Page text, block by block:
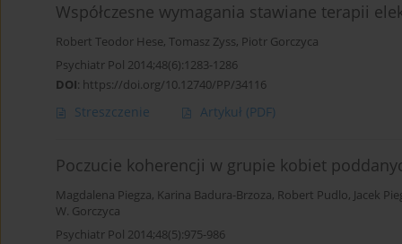
Współczesne wymagania stawiane terapii
Robert Teodor Hese, Tomasz Zyss, Piotr Gorczyca
Psychiatr Pol 2014;48(6):1283-1286
DOI: https://doi.org/10.12740/PP/34116
Streszczenie Artykuł (PDF)
Poczucie koherencji w grupie kobiet
Magdalena Piegza, Karina Badura-Brzoza, Robert Pudlo, Jacek
W. Gorczyca
Psychiatr Pol 2014;48(5):975-986